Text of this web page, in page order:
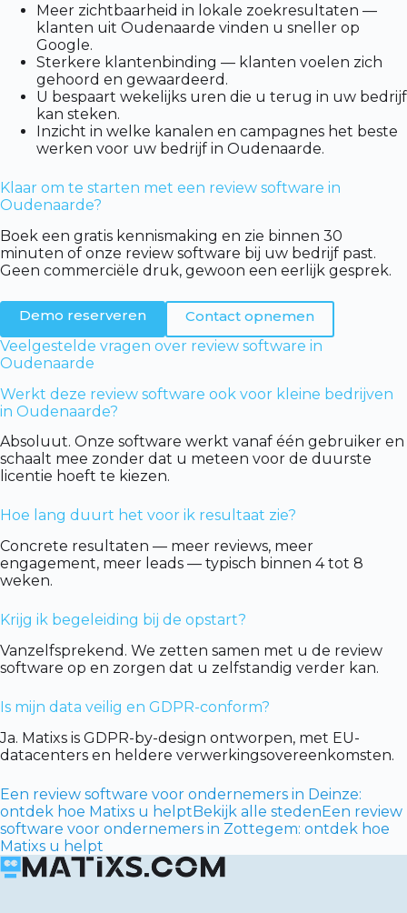
Meer zichtbaarheid in lokale zoekresultaten —
klanten uit Oudenaarde vinden u sneller op
Google.
Sterkere klantenbinding — klanten voelen zich
gehoord en gewaardeerd.
U bespaart wekelijks uren die u terug in uw bedrijf
kan steken.
Inzicht in welke kanalen en campagnes het beste
werken voor uw bedrijf in Oudenaarde.
Klaar om te starten met een review software in
Oudenaarde?
Boek een gratis kennismaking en zie binnen 30
minuten of onze review software bij uw bedrijf past.
Geen commerciële druk, gewoon een eerlijk gesprek.
Demo reserveren
Contact opnemen
Veelgestelde vragen over review software in
Oudenaarde
Werkt deze review software ook voor kleine bedrijven
in Oudenaarde?
Absoluut. Onze software werkt vanaf één gebruiker en
schaalt mee zonder dat u meteen voor de duurste
licentie hoeft te kiezen.
Hoe lang duurt het voor ik resultaat zie?
Concrete resultaten — meer reviews, meer
engagement, meer leads — typisch binnen 4 tot 8
weken.
Krijg ik begeleiding bij de opstart?
Vanzelfsprekend. We zetten samen met u de review
software op en zorgen dat u zelfstandig verder kan.
Is mijn data veilig en GDPR-conform?
Ja. Matixs is GDPR-by-design ontworpen, met EU-
datacenters en heldere verwerkingsovereenkomsten.
Een review software voor ondernemers in Deinze:
ontdek hoe Matixs u helptBekijk alle stedenEen review
software voor ondernemers in Zottegem: ontdek hoe
Matixs u helpt